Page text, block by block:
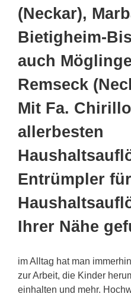
(Neckar),
Bietigheim-
auch
Remseck
Mit Fa.
allerbesten
Entrümpler für
Ihrer Nähe
im Alltag hat man
zur Arbeit, die Kinder
einhalten und mehr.